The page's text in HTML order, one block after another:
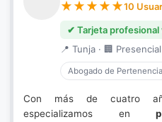
10
✔ Tarjeta
📍 Tunja · 🏢
Abogado de
Con más de cuatro
especializamos en